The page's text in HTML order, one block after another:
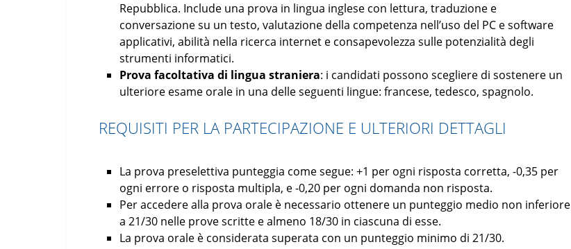
Repubblica. Include una prova in lingua inglese con lettura, traduzione e
conversazione su un testo, valutazione della competenza nell’uso del PC e software
applicativi, abilità nella ricerca internet e consapevolezza sulle potenzialità degli
strumenti informatici.
Prova facoltativa di lingua straniera: i candidati possono scegliere di sostenere un
ulteriore esame orale in una delle seguenti lingue: francese, tedesco, spagnolo.
REQUISITI PER LA PARTECIPAZIONE E ULTERIORI DETTAGLI
La prova preselettiva punteggia come segue: +1 per ogni risposta corretta, -0,35 per
ogni errore o risposta multipla, e -0,20 per ogni domanda non risposta.
Per accedere alla prova orale è necessario ottenere un punteggio medio non inferiore
a 21/30 nelle prove scritte e almeno 18/30 in ciascuna di esse.
La prova orale è considerata superata con un punteggio minimo di 21/30.